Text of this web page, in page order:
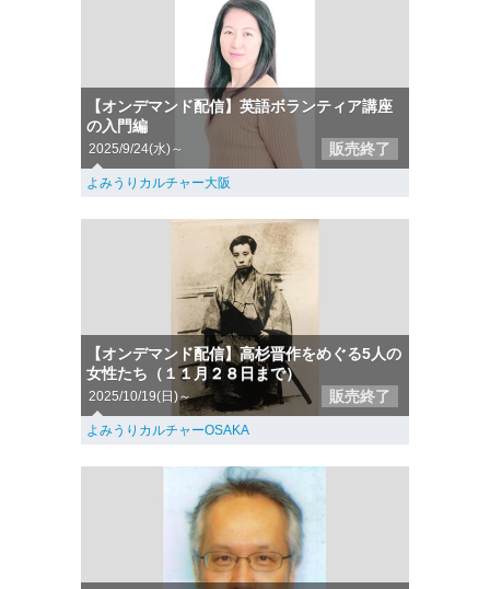
【オンデマンド配信】英語ボランティア講座
の入門編
2025/9/24(水)～ 販売終了
よみうりカルチャー大阪
【オンデマンド配信】高杉晋作をめぐる5人の
女性たち（１１月２８日まで）
2025/10/19(日)～ 販売終了
よみうりカルチャーOSAKA